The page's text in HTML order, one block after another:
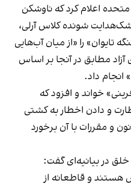
متحده اعلام کرد که ناوشکن
شونده کلاس آرلی،
تایوان» را «از میان آب‌هایی
آزاد مطابق در آنجا بر اساس
انجام داد.
خواند و افزود که
و دادن اخطار به کشتی
و مقررات با آن برخورد
در بیانیه‌ای گفت:
هستند و قاطعانه از